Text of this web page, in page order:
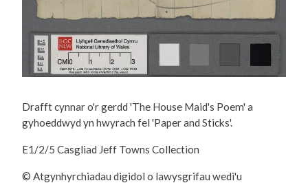
Drafft cynnar o'r gerdd 'The House Maid's Poem' a
gyhoeddwyd yn hwyrach fel 'Paper and Sticks'.
E1/2/5 Casgliad Jeff Towns Collection
© Atgynhyrchiadau digidol o lawysgrifau wedi'u